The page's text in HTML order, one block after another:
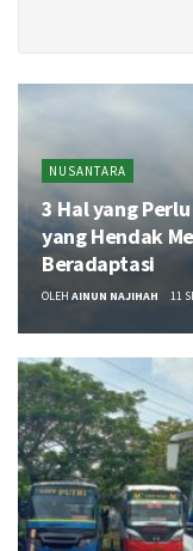
NUSANTARA
3 Hal yang
yang Hendak
Beradaptasi
OLEH AINUN NAJIHAH 11